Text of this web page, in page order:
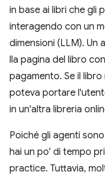
in base ai libri che gli
interagendo con un
dimensioni (LLM).
lla pagina del libro
pagamento. Se il
poteva portare
in un'altra libreria
Poiché gli agenti
hai un po' di tempo
practice. Tuttavia,